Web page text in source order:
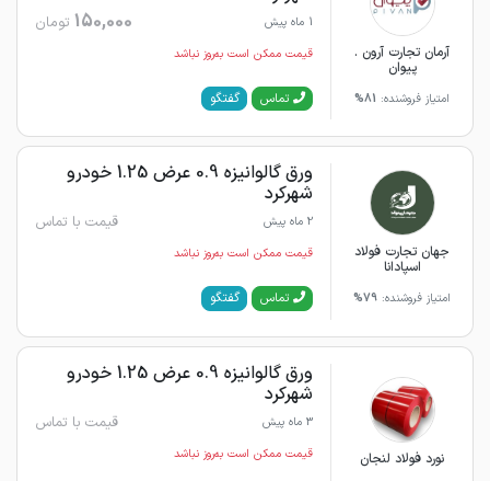
آرمان تجارت آرون .
پیوان
امتیاز فروشنده: 81%
1 ماه پیش 150,000 تومان
قیمت ممکن است به‌روز نباشد
تماس گفتگو
جهان تجارت فولاد
اسپادانا
امتیاز فروشنده: 79%
ورق گالوانیزه 0.9 عرض 1.25 خودرو
شهرکرد
2 ماه پیش قیمت با تماس
قیمت ممکن است به‌روز نباشد
تماس گفتگو
نورد فولاد لنجان
ورق گالوانیزه 0.9 عرض 1.25 خودرو
شهرکرد
3 ماه پیش قیمت با تماس
قیمت ممکن است به‌روز نباشد